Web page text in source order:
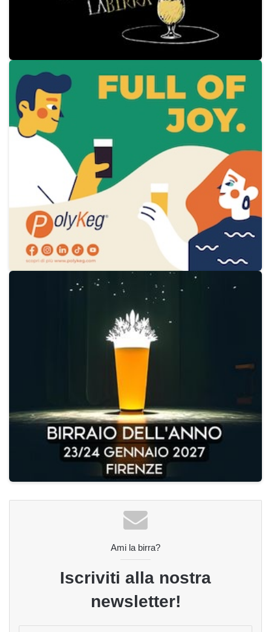
Ami la birra?
Iscriviti alla nostra
newsletter!